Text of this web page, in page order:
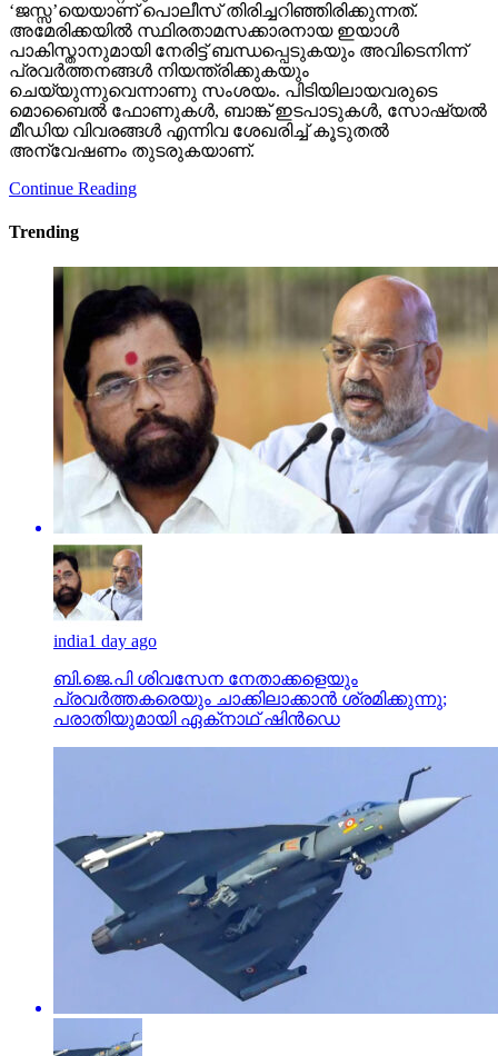
‘ജസ്സ’യെയാണ് പൊലീസ് തിരിച്ചറിഞ്ഞിരിക്കുന്നത്.
അമേരിക്കയില്‍ സ്ഥിരതാമസക്കാരനായ ഇയാള്‍
പാകിസ്താനുമായി നേരിട്ട് ബന്ധപ്പെടുകയും അവിടെനിന്ന്
പ്രവര്‍ത്തനങ്ങള്‍ നിയന്ത്രിക്കുകയും
ചെയ്യുന്നുവെന്നാണു സംശയം. പിടിയിലായവരുടെ
മൊബൈല്‍ ഫോണുകള്‍, ബാങ്ക് ഇടപാടുകള്‍, സോഷ്യല്‍
മീഡിയ വിവരങ്ങള്‍ എന്നിവ ശേഖരിച്ച് കൂടുതല്‍
അന്വേഷണം തുടരുകയാണ്.
Continue Reading
Trending
india1 day ago
ബി.ജെ.പി ശിവസേന നേതാക്കളെയും
പ്രവര്‍ത്തകരെയും ചാക്കിലാക്കാന്‍ ശ്രമിക്കുന്നു;
പരാതിയുമായി ഏക്‌നാഥ് ഷിന്‍ഡെ